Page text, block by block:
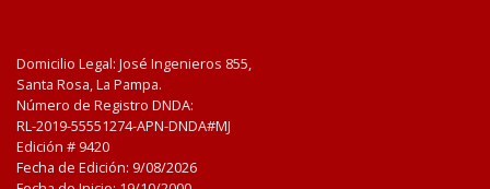
Domicilio Legal: José Ingenieros 855,
Santa Rosa, La Pampa.
Número de Registro DNDA:
RL-2019-55551274-APN-DNDA#MJ
Edición # 9420
Fecha de Edición: 9/08/2026